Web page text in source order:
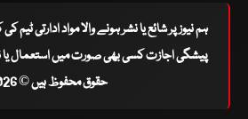
ہم نیوز پر شائع یا نشر ہونے والا مواد ادارتی
پیشگی اجازت کسی بھی صورت میں استعمال یا
حقوق محفوظ ہیں © 2026